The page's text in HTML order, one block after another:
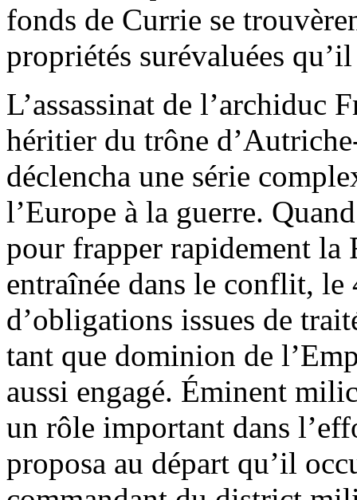
fonds de Currie se
propriétés surévaluées
L’assassinat de l’archiduc
héritier du trône
déclencha une série
l’Europe à la guerre.
pour frapper rapidement la
entraînée dans le conflit, le
d’obligations issues de
tant que dominion de
aussi engagé. Éminent
un rôle important dans
proposa au départ qu’il